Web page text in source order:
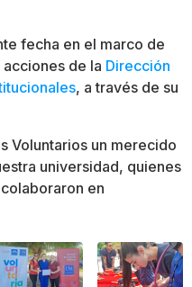
fecha en el marco de
de la Dirección
, a través de su
Voluntarios un merecido
universidad, quienes
en